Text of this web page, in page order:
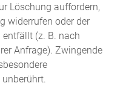
Löschung auffordern,
widerrufen oder der
(z. B. nach
Anfrage). Zwingende